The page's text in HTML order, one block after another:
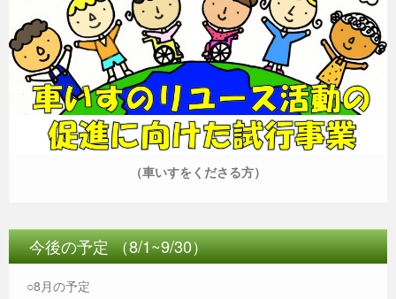
（車いすをくださる方）
今後の予定 （8/1~9/30）
○8月の予定